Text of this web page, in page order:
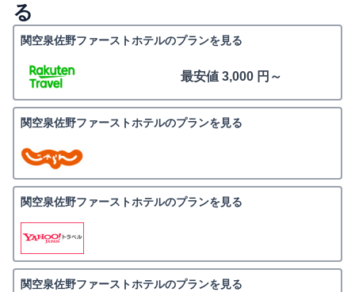
る
関空泉佐野ファーストホテルのプランを見る
最安値 3,000 円～
関空泉佐野ファーストホテルのプランを見る
関空泉佐野ファーストホテルのプランを見る
関空泉佐野ファーストホテルのプランを見る